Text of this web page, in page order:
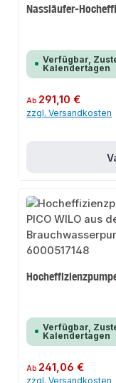
Nassläufer-
Verfügbar,
Kalendertagen
Regulärer Preis:
Ab 291,10 €
zzgl. Versandkosten
Verfügbar,
Kalendertagen
Regulärer Preis:
Ab 241,06 €
zzgl. Versandkosten